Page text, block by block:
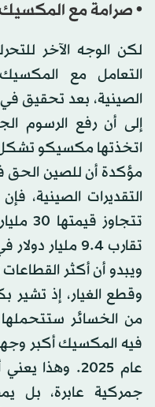
• صرامة مع
لكن الوجه الآخر
التعامل مع
الصينية، بعد تحقيق في
إلى أن رفع الرسوم
اتخذتها مكسيكو تشكل
مؤكدة أن للصين الحق
التقديرات الصينية،
تقارب 9.4
ويبدو أن أكثر
من الخسائر
فيه المكسيك أكبر
عام 2025.
جمركية عابرة، بل